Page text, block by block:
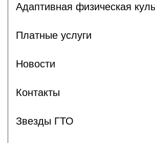
Адаптивная физическая
Платные услуги
Новости
Контакты
Звезды ГТО